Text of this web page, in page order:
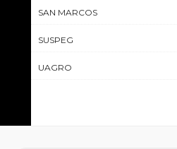
SAN MARCOS
SUSPEG
UAGRO